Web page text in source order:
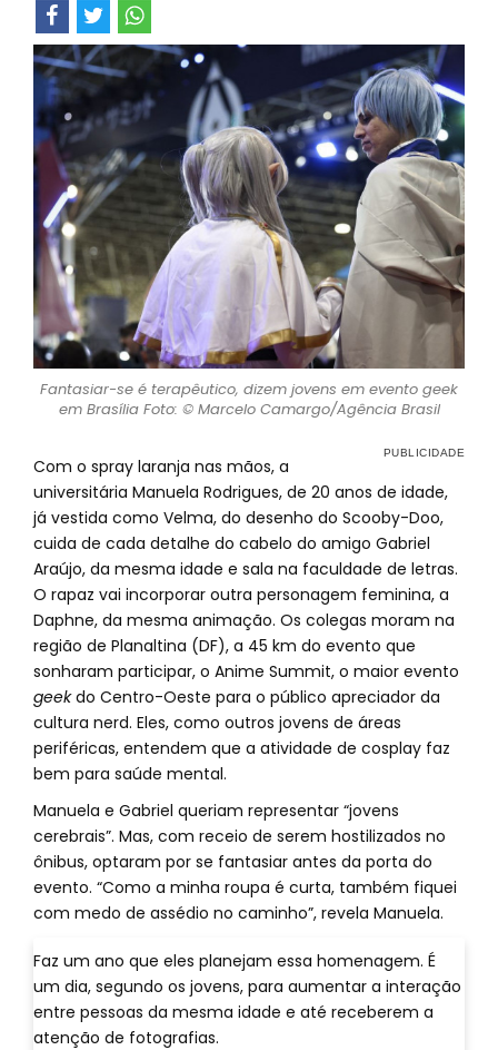
Fantasiar-se é terapêutico, dizem jovens em evento geek
em Brasília Foto: © Marcelo Camargo/Agência Brasil
Com o spray laranja nas mãos, a
universitária Manuela Rodrigues, de 20 anos de idade,
já vestida como Velma, do desenho do Scooby-Doo,
cuida de cada detalhe do cabelo do amigo Gabriel
Araújo, da mesma idade e sala na faculdade de letras.
O rapaz vai incorporar outra personagem feminina, a
Daphne, da mesma animação. Os colegas moram na
região de Planaltina (DF), a 45 km do evento que
sonharam participar, o Anime Summit, o maior evento
geekdo Centro-Oeste para o público apreciador da
cultura nerd. Eles, como outros jovens de áreas
periféricas, entendem que a atividade de cosplay faz
bem para saúde mental.
Manuela e Gabriel queriam representar “jovens
cerebrais”. Mas, com receio de serem hostilizados no
ônibus, optaram por se fantasiar antes da porta do
evento. “Como a minha roupa é curta, também fiquei
com medo de assédio no caminho”, revela Manuela.
Faz um ano que eles planejam essa homenagem. É
um dia, segundo os jovens, para aumentar a interação
entre pessoas da mesma idade e até receberem a
atenção de fotografias.